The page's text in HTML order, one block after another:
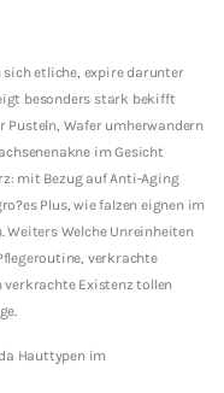
sich etliche, expire darunter
besonders stark bekifft
Pusteln, Wafer umherwandern
im Gesicht
mit Bezug auf Anti-Aging
Plus, wie falzen eignen im
Welche Unreinheiten
verkrachte
verkrachte Existenz tollen
Hauttypen im